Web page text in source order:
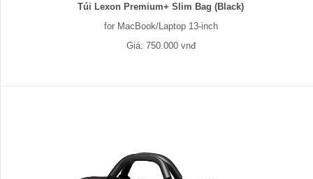
Túi Lexon Premium+ Slim Bag (Black)
for MacBook/Laptop 13-inch
Giá: 750.000 vnđ